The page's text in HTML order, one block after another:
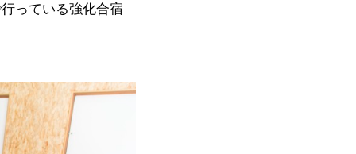
っている強化合宿